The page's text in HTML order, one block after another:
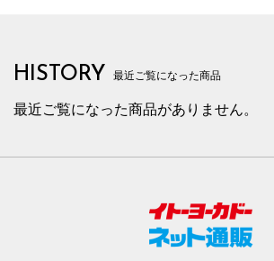
HISTORY 最近ご覧になった商品
最近ご覧になった商品がありません。